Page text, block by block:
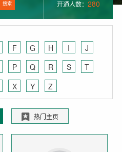
搜索 开通人数： 280
F G H I
J
P Q R S
T
X Y Z
热门主页